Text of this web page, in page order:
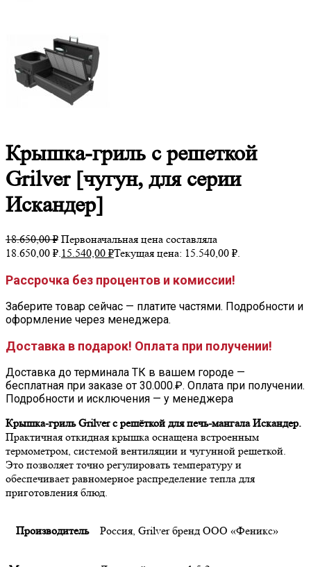
Крышка-гриль с решеткой
Grilver [чугун, для серии
Искандер]
18.650,00₽ Первоначальная цена составляла
18.650,00 ₽.15.540,00 ₽Текущая цена: 15.540,00 ₽.
Рассрочка без процентов и комиссии!
Заберите товар сейчас — платите частями. Подробности и
оформление через менеджера.
Доставка в подарок! Оплата при получении!
Доставка до терминала ТК в вашем городе —
бесплатная при заказе от 30.000.₽. Оплата при получении.
Подробности и исключения — у менеджера
Крышка-гриль Grilver с решёткой для печь-мангала Искандер.
Практичная откидная крышка оснащена встроенным
термометром, системой вентиляции и чугунной решеткой.
Это позволяет точно регулировать температуру и
обеспечивает равномерное распределение тепла для
приготовления блюд.
Производитель Россия, Grilver бренд ООО «Феникс»